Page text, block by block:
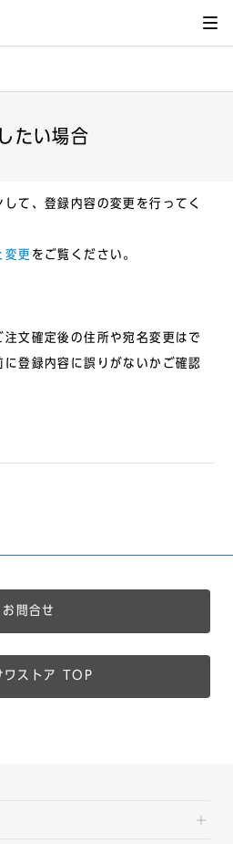
たい場合
て、登録内容の変更を行ってく
変 更 をご覧ください。
文確定後の住所や宛名変更はで
登録内容に誤りがないかご確認
お問合せ
ワストア TOP